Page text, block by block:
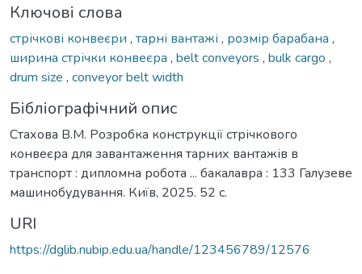
Ключові слова
стрічкові конвеєри , тарні вантажі , розмір барабана ,
ширина стрічки конвеєра , belt conveyors , bulk cargo ,
drum size , conveyor belt width
Бібліографічний опис
Стахова В.М. Розробка конструкції стрічкового
конвеєра для завантаження тарних вантажів в
транспорт : дипломна робота ... бакалавра : 133 Галузеве
машинобудування. Київ, 2025. 52 с.
URI
https://dglib.nubip.edu.ua/handle/123456789/12576